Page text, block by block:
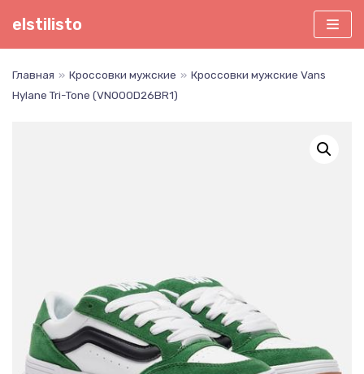
Перейти
elstilisto
Главная » Кроссовки мужские » Кроссовки мужские Vans
Hylane Tri-Tone (VN000D26BR1)